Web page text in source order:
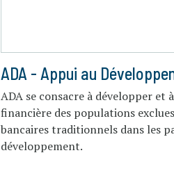
ADA - Appui au
ADA se consacre à développer et
financière des populations
bancaires traditionnels dans les
développement.